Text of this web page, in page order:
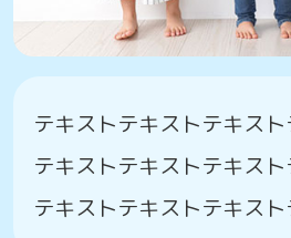
テキストテキストテキス
テキストテキストテキス
テキストテキストテキスト